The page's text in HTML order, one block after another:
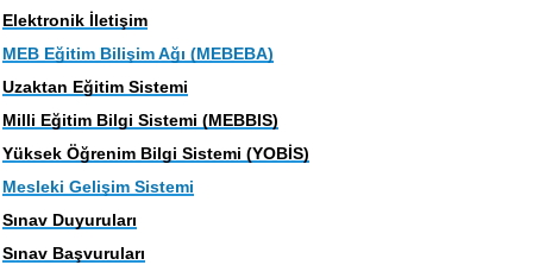
Elektronik İletişim
MEB Eğitim Bilişim Ağı (MEBEBA)
Uzaktan Eğitim Sistemi
Milli Eğitim Bilgi Sistemi (MEBBIS)
Yüksek Öğrenim Bilgi Sistemi (YOBİS)
Mesleki Gelişim Sistemi
Sınav Duyuruları
Sınav Başvuruları